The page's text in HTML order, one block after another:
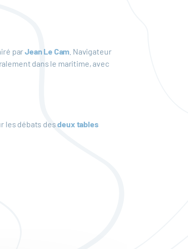
parJean Le Cam . Navigateur
dans le maritime, avec
les débats desdeux tables